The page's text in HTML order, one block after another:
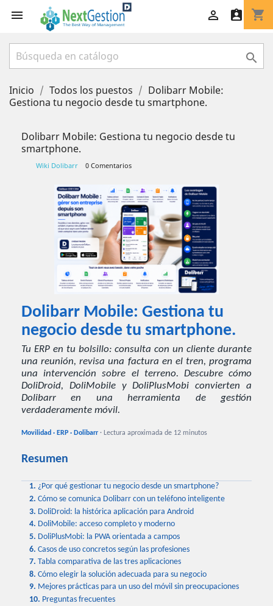
 shopping_cart
 

Inicio Todos los puestos
Dolibarr Mobile:
Gestiona tu negocio desde tu smartphone.
Dolibarr Mobile: Gestiona tu negocio desde tu
smartphone.
Wiki Dolibarr 0 Comentarios
Dolibarr Mobile: Gestiona tu
negocio desde tu smartphone.
Tu ERP en tu bolsillo: consulta con un cliente durante
una reunión, revisa una factura en el tren, programa
una intervención sobre el terreno. Descubre cómo
DoliDroid, DoliMobile y DoliPlusMobi convierten a
Dolibarr en una herramienta de gestión
verdaderamente móvil.
Movilidad · ERP · Dolibarr · Lectura aproximada de 12 minutos
Resumen
1. ¿Por qué gestionar tu negocio desde un smartphone?
2.Cómo se comunica Dolibarr con un teléfono inteligente
3. DoliDroid: la histórica aplicación para Android
4. DoliMobile: acceso completo y moderno
5. DoliPlusMobi: la PWA orientada a campos
6.Casos de uso concretos según las profesiones
7.Tabla comparativa de las tres aplicaciones
8.Cómo elegir la solución adecuada para su negocio
9. Mejores prácticas para un uso del móvil sin preocupaciones
10. Preguntas frecuentes